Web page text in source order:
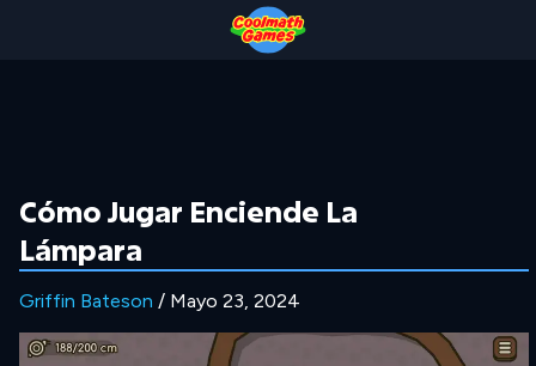
Cómo Jugar Enciende La
Lámpara
Griffin Bateson / Mayo 23, 2024